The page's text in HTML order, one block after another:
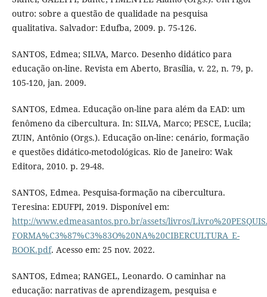
outro: sobre a questão de qualidade na pesquisa
qualitativa. Salvador: Edufba, 2009. p. 75-126.
SANTOS, Edmea; SILVA, Marco. Desenho didático para
educação on-line. Revista em Aberto, Brasília, v. 22, n. 79, p.
105-120, jan. 2009.
SANTOS, Edmea. Educação on-line para além da EAD: um
fenômeno da cibercultura. In: SILVA, Marco; PESCE, Lucila;
ZUIN, Antônio (Orgs.). Educação on-line: cenário, formação
e questões didático-metodológicas. Rio de Janeiro: Wak
Editora, 2010. p. 29-48.
SANTOS, Edmea. Pesquisa-formação na cibercultura.
Teresina: EDUFPI, 2019. Disponível em:
http://www.edmeasantos.pro.br/assets/livros/
FORMA%C3%87%C3%83O%20NA%20CIBERCULTURA_E-
BOOK.pdf. Acesso em: 25 nov. 2022.
SANTOS, Edmea; RANGEL, Leonardo. O caminhar na
educação: narrativas de aprendizagem, pesquisa e